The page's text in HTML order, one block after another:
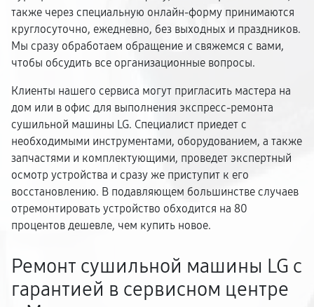
также через специальную онлайн-форму принимаются
круглосуточно, ежедневно, без выходных и праздников.
Мы сразу обработаем обращение и свяжемся с вами,
чтобы обсудить все организационные вопросы.
Клиенты нашего сервиса могут пригласить мастера на
дом или в офис для выполнения экспресс-ремонта
сушильной машины LG. Специалист приедет с
необходимыми инструментами, оборудованием, а также
запчастями и комплектующими, проведет экспертный
осмотр устройства и сразу же приступит к его
восстановлению. В подавляющем большинстве случаев
отремонтировать устройство обходится на 80
процентов дешевле, чем купить новое.
Ремонт сушильной машины LG с
гарантией в сервисном центре